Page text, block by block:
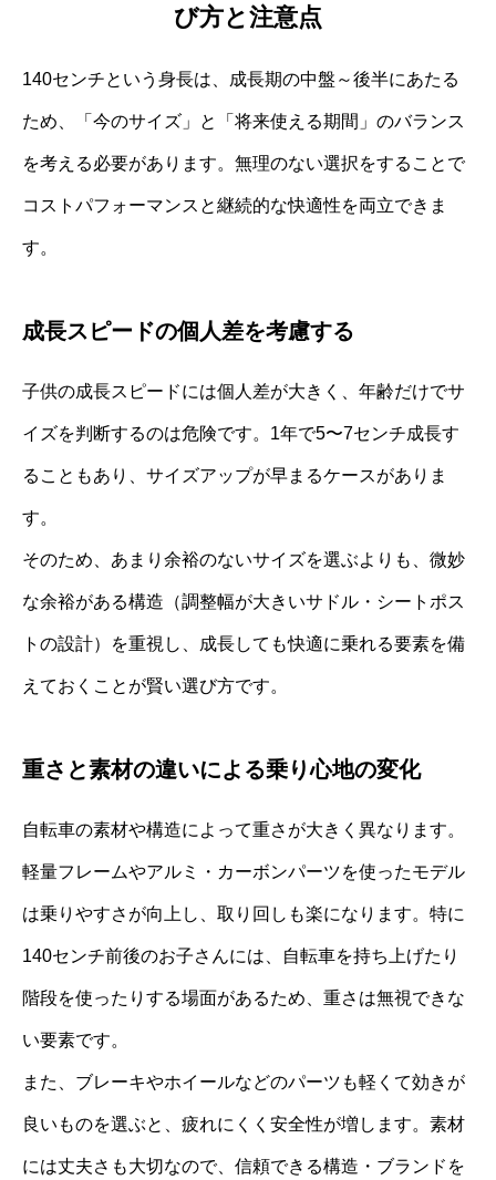
び方と注意点
140センチという身長は、成長期の中盤～後半にあたる
ため、「今のサイズ」と「将来使える期間」のバランス
を考える必要があります。無理のない選択をすることで
コストパフォーマンスと継続的な快適性を両立できま
す。
成長スピードの個人差を考慮する
子供の成長スピードには個人差が大きく、年齢だけでサ
イズを判断するのは危険です。1年で5〜7センチ成長す
ることもあり、サイズアップが早まるケースがありま
す。
そのため、あまり余裕のないサイズを選ぶよりも、微妙
な余裕がある構造（調整幅が大きいサドル・シートポス
トの設計）を重視し、成長しても快適に乗れる要素を備
えておくことが賢い選び方です。
重さと素材の違いによる乗り心地の変化
自転車の素材や構造によって重さが大きく異なります。
軽量フレームやアルミ・カーボンパーツを使ったモデル
は乗りやすさが向上し、取り回しも楽になります。特に
140センチ前後のお子さんには、自転車を持ち上げたり
階段を使ったりする場面があるため、重さは無視できな
い要素です。
また、ブレーキやホイールなどのパーツも軽くて効きが
良いものを選ぶと、疲れにくく安全性が増します。素材
には丈夫さも大切なので、信頼できる構造・ブランドを